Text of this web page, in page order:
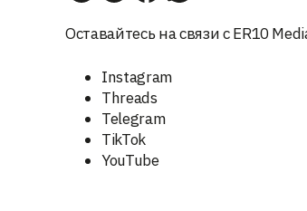
Оставайтесь на связи с ER10
Instagram
Threads
Telegram
TikTok
YouTube